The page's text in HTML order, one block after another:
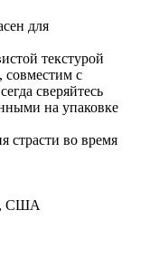
для
текстурой
совместим с
сверяйтесь
на упаковке
страсти во время
США